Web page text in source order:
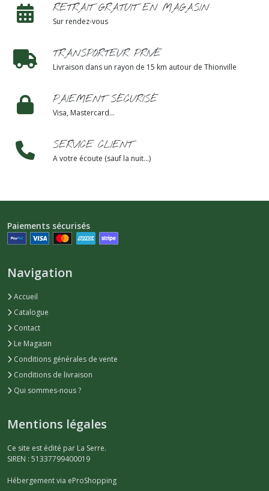
RETRAIT GRATUIT EN MAGASIN
Sur rendez-vous
TRANSPORTEUR PRIVÉ
Livraison dans un rayon de 15 km autour de Thionville
PAIEMENT SÉCURISÉ
Visa, Mastercard...
SERVICE CLIENT
A votre écoute (sauf la nuit...)
Paiements sécurisés
Navigation
Accueil
Catalogue
Contact
Le Magasin
Conditions générales de vente
Conditions de livraison
Qui sommes-nous ?
Mentions légales
Ce site est édité par La Serre.
SIREN : 51337799400019
Hébergement via eProShopping